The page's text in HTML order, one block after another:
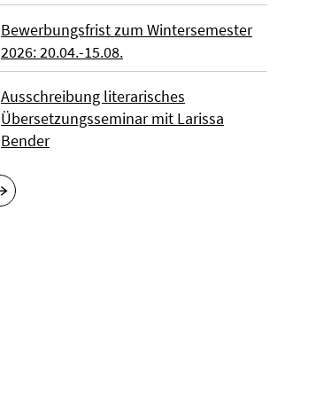
Bewerbungsfrist zum Wintersemester
2026: 20.04.-15.08.
Ausschreibung literarisches
Übersetzungsseminar mit Larissa
Bender